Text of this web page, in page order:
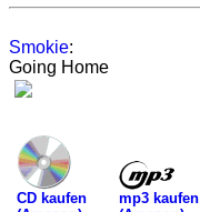
Smokie:
Going Home
CD kaufen
mp3 kaufen